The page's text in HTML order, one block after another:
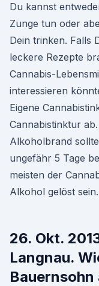
Du kannst
Zunge tun oder
Dein trinken. Falls
leckere Rezepte
Cannabis-
interessieren
Eigene
Cannabistinktur
Alkoholbrand
ungefähr 5 Tage
meisten der
Alkohol gelöst sein.
26. Okt.
Langnau.
Bauernsohn